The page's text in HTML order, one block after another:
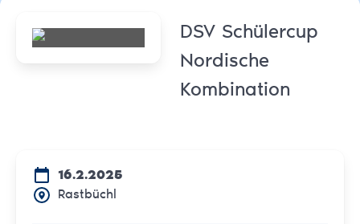
DSV Schülercup
Nordische
Kombination
16.2.2025
Rastbüchl